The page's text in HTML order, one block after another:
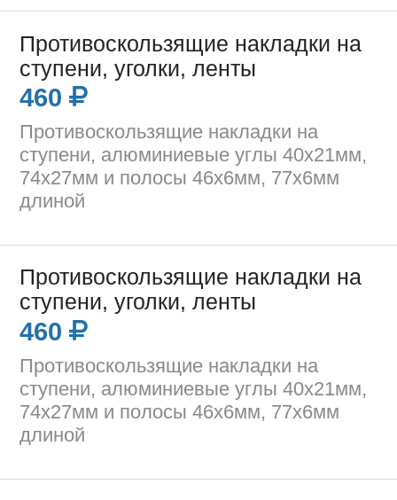
Противоскользящие накладки на
ступени, уголки, ленты
460
Противоскользящие накладки на
ступени, алюминиевые углы 40х21мм,
74х27мм и полосы 46х6мм, 77х6мм
длиной
Противоскользящие накладки на
ступени, уголки, ленты
460
Противоскользящие накладки на
ступени, алюминиевые углы 40х21мм,
74х27мм и полосы 46х6мм, 77х6мм
длиной